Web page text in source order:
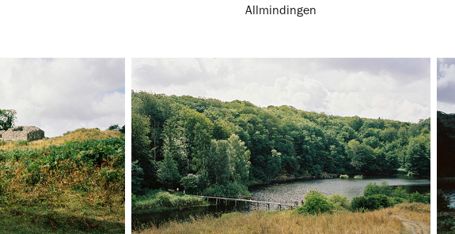
Allmindingen